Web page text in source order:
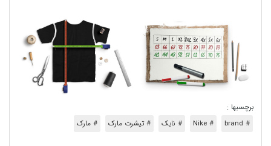
برچسبها :
# brand
# Nike # نایک # تیشرت مارک # مارک